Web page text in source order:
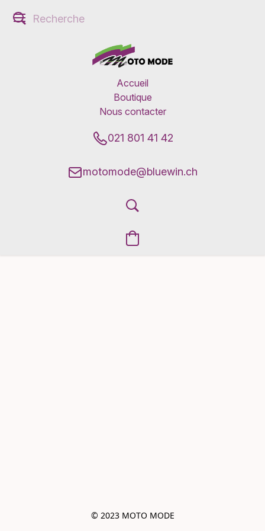
Accueil
Boutique
Nous contacter
021 801 41 42
motomode@bluewin.ch
© 2023 MOTO MODE